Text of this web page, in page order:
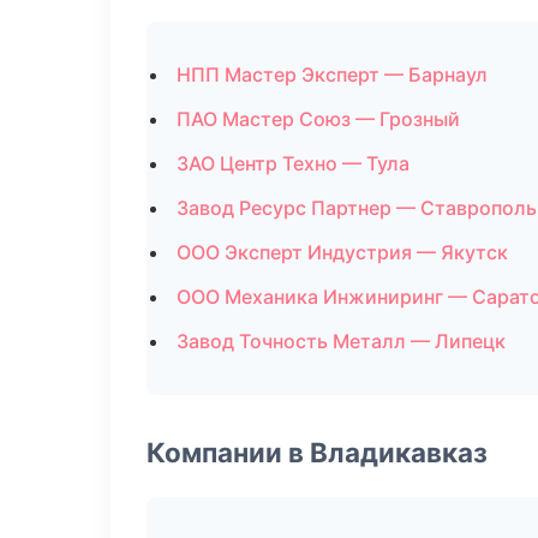
НПП Мастер Эксперт — Барнаул
ПАО Мастер Союз — Грозный
ЗАО Центр Техно — Тула
Завод Ресурс Партнер — Ставрополь
ООО Эксперт Индустрия — Якутск
ООО Механика Инжиниринг —
Завод Точность Металл — Липецк
Компании в Владикавказ